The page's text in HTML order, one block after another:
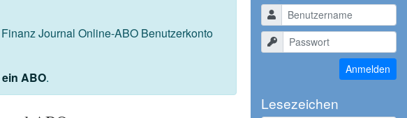
Journal Online-ABO Benutzerkonto
ABO.
Benutzername
Passwort
Anmelden
Lesezeichen